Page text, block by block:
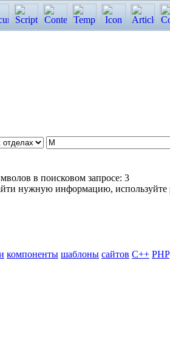
в поисковом запросе: 3
нужную информацию, используйте
компоненты шаблоны сайтов C++ PHP